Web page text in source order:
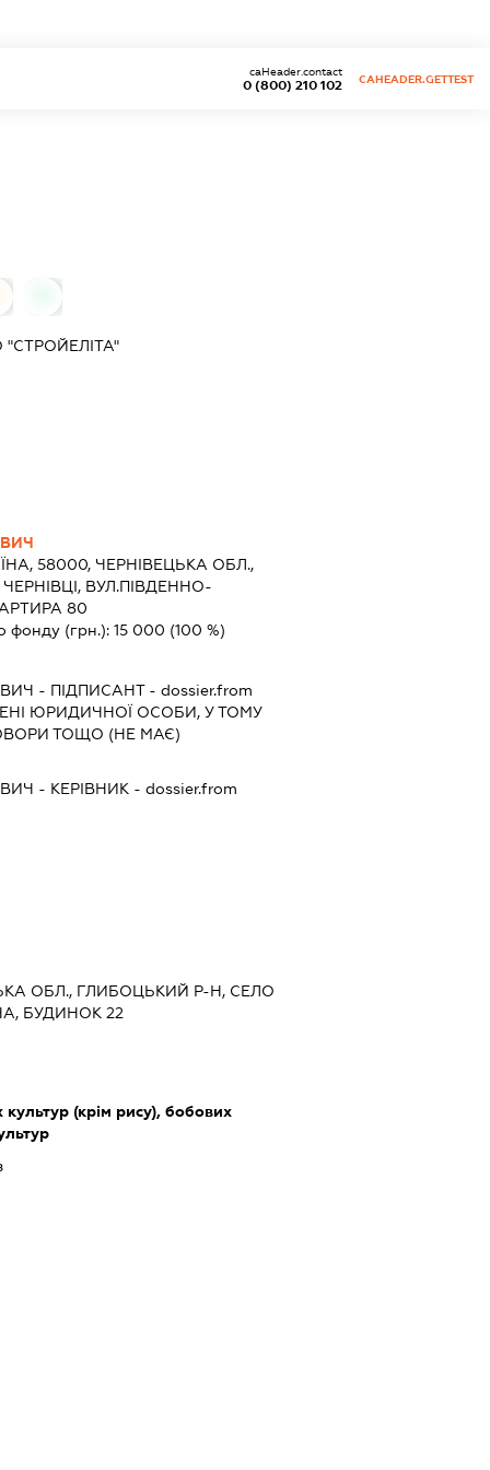
0 (800) 210 102
caHeader.contact
CAHEADER.GETTEST
58000, ЧЕРНІВЕЦЬКА ОБЛ.,
ВУЛ.ПІВДЕННО-
80
фонду (грн.): 15 000 (100 %)
- ПІДПИСАНТ- dossier.from
ЮРИДИЧНОЇ ОСОБИ, У ТОМУ
ТОЩО (НЕ МАЄ)
- КЕРІВНИК - dossier.from
ОБЛ., ГЛИБОЦЬКИЙ Р-Н, СЕЛО
БУДИНОК 22
(крім рису), бобових